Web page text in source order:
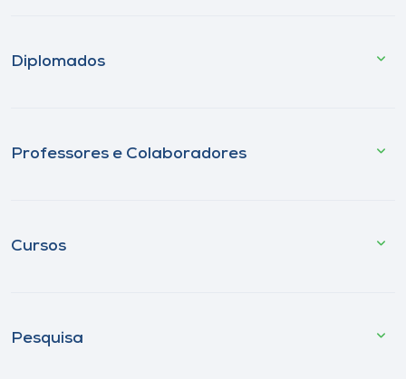
Diplomados
Professores e Colaboradores
Cursos
Pesquisa